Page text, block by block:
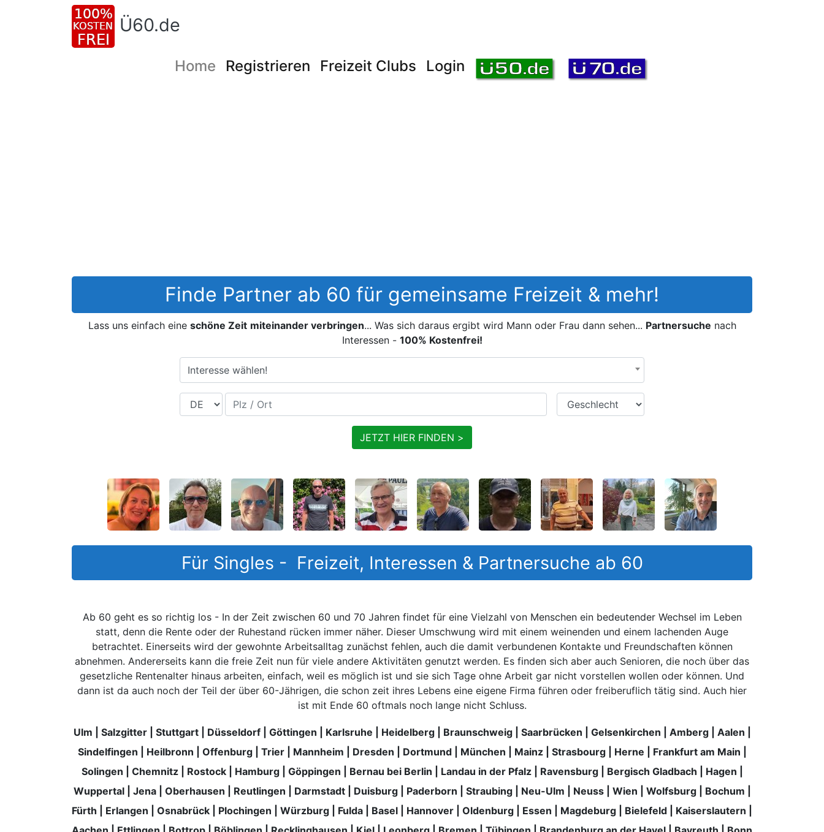
Ü60.de
Home Registrieren Freizeit Clubs Login
Finde Partner ab 60 für gemeinsame Freizeit & mehr!
Lass uns einfach eine schöne Zeit miteinander verbringen... Was sich daraus ergibt wird Mann oder Frau dann sehen... Partnersuche nach
Interessen - 100% Kostenfrei!
Interesse wählen!
Land Plz / Ort Geschlecht
JETZT HIER FINDEN >
Für Singles - Freizeit, Interessen & Partnersuche ab 60
Ab 60 geht es so richtig los - In der Zeit zwischen 60 und 70 Jahren findet für eine Vielzahl von Menschen ein bedeutender Wechsel im Leben
statt, denn die Rente oder der Ruhestand rücken immer näher. Dieser Umschwung wird mit einem weinenden und einem lachenden Auge
betrachtet. Einerseits wird der gewohnte Arbeitsalltag zunächst fehlen, auch die damit verbundenen Kontakte und Freundschaften können
abnehmen. Andererseits kann die freie Zeit nun für viele andere Aktivitäten genutzt werden. Es finden sich aber auch Senioren, die noch über das
gesetzliche Rentenalter hinaus arbeiten, einfach, weil es möglich ist und sie sich Tage ohne Arbeit gar nicht vorstellen wollen oder können. Und
dann ist da auch noch der Teil der über 60-Jährigen, die schon zeit ihres Lebens eine eigene Firma führen oder freiberuflich tätig sind. Auch hier
ist mit Ende 60 oftmals noch lange nicht Schluss.
Ulm Salzgitter| Stuttgart| Düsseldorf| Göttingen Karlsruhe Heidelberg| Braunschweig| Saarbrücken Gelsenkirchen Amberg| Aalen
Sindelfingen
Heilbronn Offenburg| Trier| Mannheim Dresden Dortmund| München Mainz| Strasbourg| Herne Frankfurt am Main
Solingen
Chemnitz| Rostock| Hamburg| Göppingen Bernau bei Berlin Landau in der Pfalz| Ravensburg| Bergisch Gladbach Hagen
Wuppertal| Jena| Oberhausen Reutlingen Darmstadt| Duisburg| Paderborn Straubing| Neu-Ulm Neuss| Wien Wolfsburg| Bochum
Fürth
Erlangen Osnabrück Plochingen Würzburg Fulda Basel Hannover Oldenburg Essen Magdeburg Bielefeld Kaiserslautern